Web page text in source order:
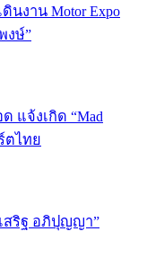
นงาน Motor Expo
งษ์”
แจ้งเกิด “Mad
ตไทย
เสริฐ อภิปุญญา”